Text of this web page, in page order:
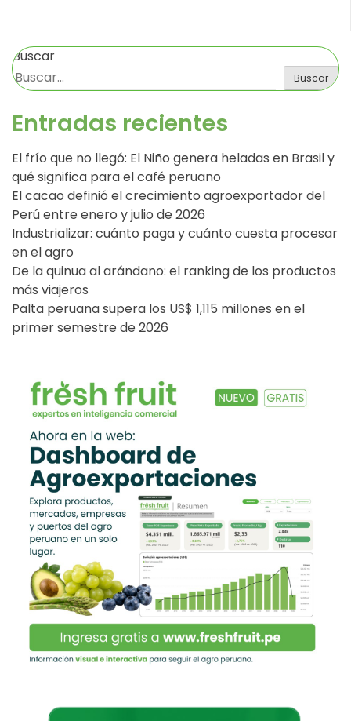
Buscar
Buscar
Entradas recientes
El frío que no llegó: El Niño genera heladas en Brasil y
qué significa para el café peruano
El cacao definió el crecimiento agroexportador del
Perú entre enero y julio de 2026
Industrializar: cuánto paga y cuánto cuesta procesar
en el agro
De la quinua al arándano: el ranking de los productos
más viajeros
Palta peruana supera los US$ 1,115 millones en el
primer semestre de 2026